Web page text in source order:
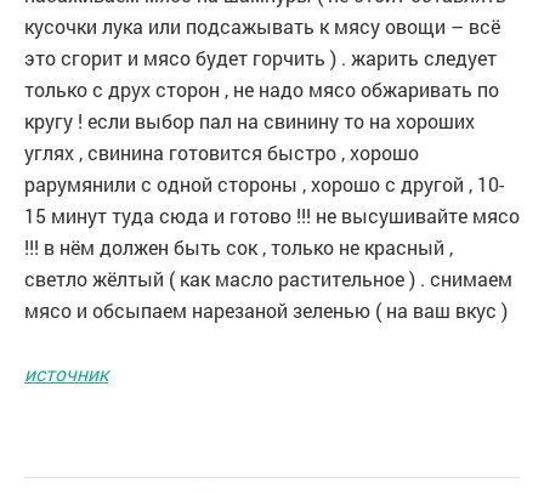
кусочки лука или подсажывать к мясу овощи – всё
это сгорит и мясо будет горчить ) . жарить следует
только с друх сторон , не надо мясо обжаривать по
кругу ! если выбор пал на свинину то на хороших
углях , свинина готовится быстро , хорошо
рарумянили с одной стороны , хорошо с другой , 10-
15 минут туда сюда и готово !!! не высушивайте мясо
!!! в нём должен быть сок , только не красный ,
светло жёлтый ( как масло растительное ) . снимаем
мясо и обсыпаем нарезаной зеленью ( на ваш вкус )
источник